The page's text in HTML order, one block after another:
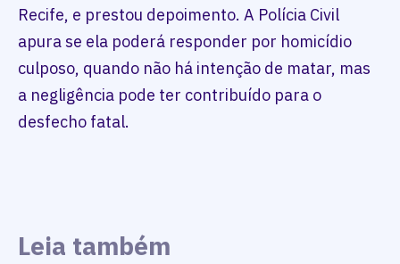
Recife, e prestou depoimento. A Polícia Civil
apura se ela poderá responder por homicídio
culposo, quando não há intenção de matar, mas
a negligência pode ter contribuído para o
desfecho fatal.
Leia também